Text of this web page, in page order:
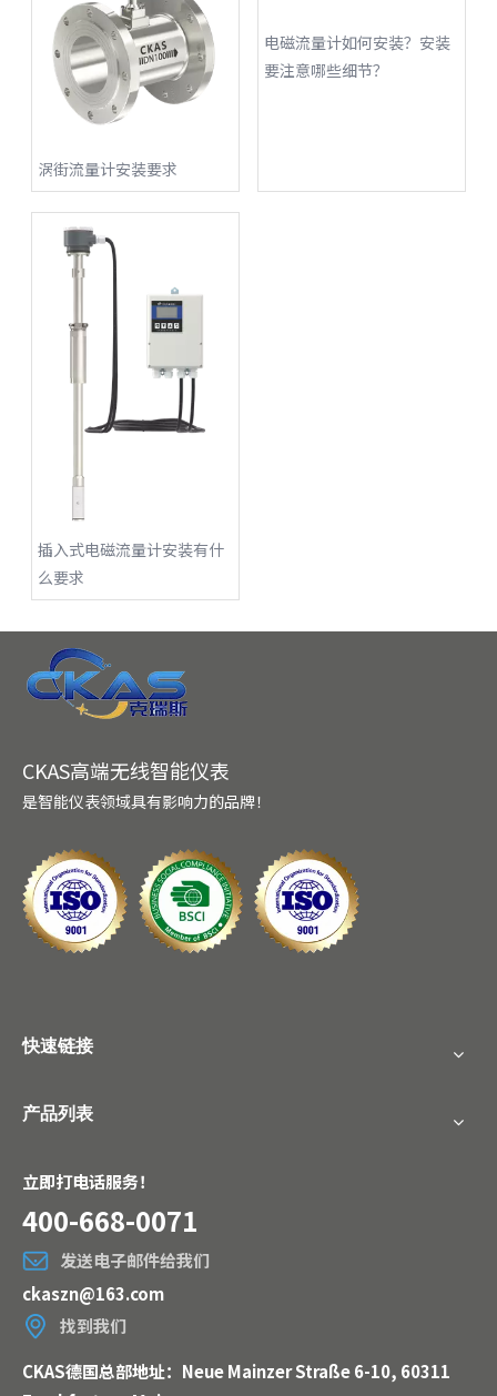
涡街流量计安装要求
电磁流量计如何安装？安装
要注意哪些细节？
插入式电磁流量计安装有什
么要求
CKAS高端无线智能仪表
是智能仪表领域具有影响力的品牌！
快速链接
产品列表
立即打电话服务！
400-668-0071
发送电子邮件给我们
ckaszn@163.com
找到我们
CKAS德国总部地址：Neue Mainzer Straße 6-10, 60311